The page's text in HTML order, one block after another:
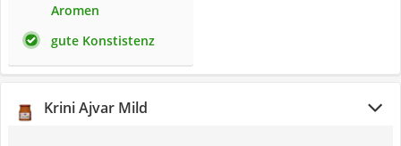
Aromen
gute Konstistenz
Krini Ajvar Mild